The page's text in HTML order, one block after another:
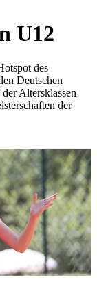
U12
des
Deutschen
Altersklassen
der